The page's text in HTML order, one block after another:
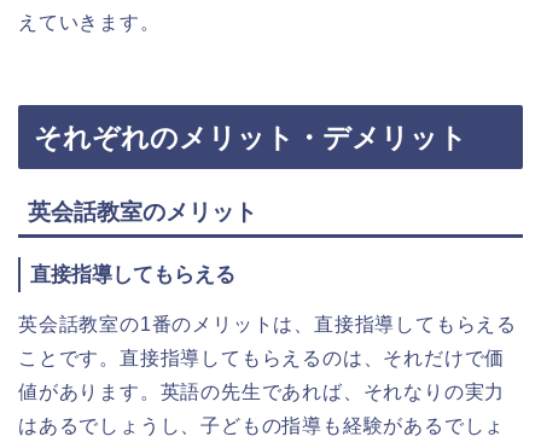
えていきます。
それぞれのメリット・デメリット
英会話教室のメリット
直接指導してもらえる
英会話教室の1番のメリットは、直接指導してもらえる
ことです。直接指導してもらえるのは、それだけで価
値があります。英語の先生であれば、それなりの実力
はあるでしょうし、子どもの指導も経験があるでしょ